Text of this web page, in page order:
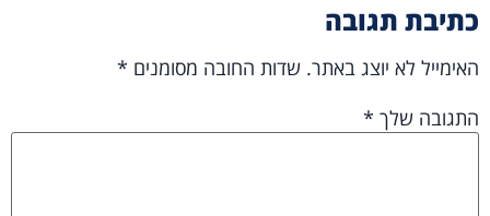
כתיבת תגובה
האימייל לא יוצג באתר. שדות החובה מסומנים *
התגובה שלך *